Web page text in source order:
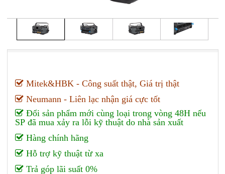
Mitek&HBK - Công suất thật, Giá trị thật
Neumann - Liên lạc nhận giá cực tốt
Đổi sản phẩm mới cùng loại trong vòng 48H nếu
SP đã mua xảy ra lỗi kỹ thuật do nhà sản xuất
Hàng chính hãng
Hỗ trợ kỹ thuật từ xa
Trả góp lãi suất 0%